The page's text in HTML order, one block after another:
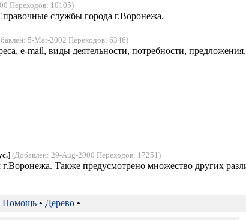
Переходов: 10105)
службы города г.Воронежа.
5-Mar-2002 Переходов: 6346)
e-mail, виды деятельности, потребности,
] (Добавлен: 29-Aug-2000 Переходов: 17251)
Также предусмотрено множество других
Помощь • Дерево •